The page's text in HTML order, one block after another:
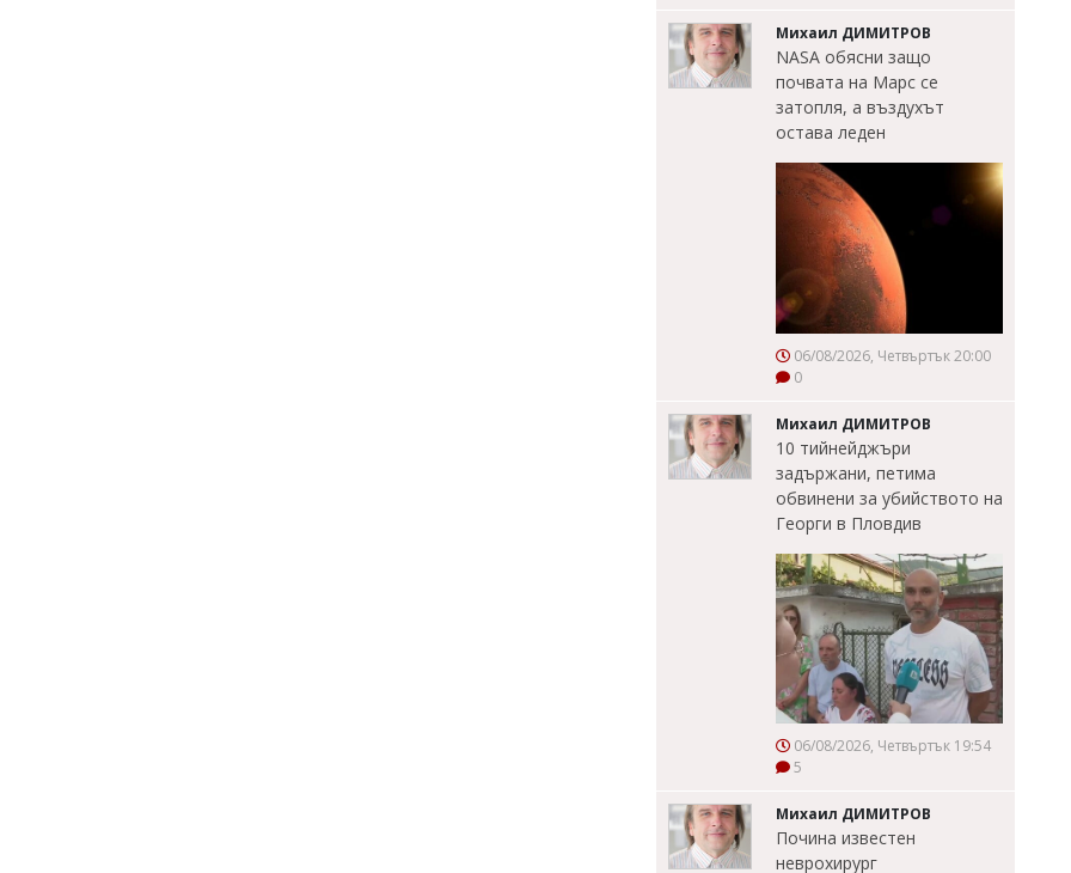
Михаил ДИМИТРОВ
NASA обясни защо
почвата на Марс се
затопля, а въздухът
остава леден
06/08/2026, Четвъртък 20:00
0
Михаил ДИМИТРОВ
10 тийнейджъри
задържани, петима
обвинени за убийството на
Георги в Пловдив
06/08/2026, Четвъртък 19:54
5
Михаил ДИМИТРОВ
Почина известен
неврохирург